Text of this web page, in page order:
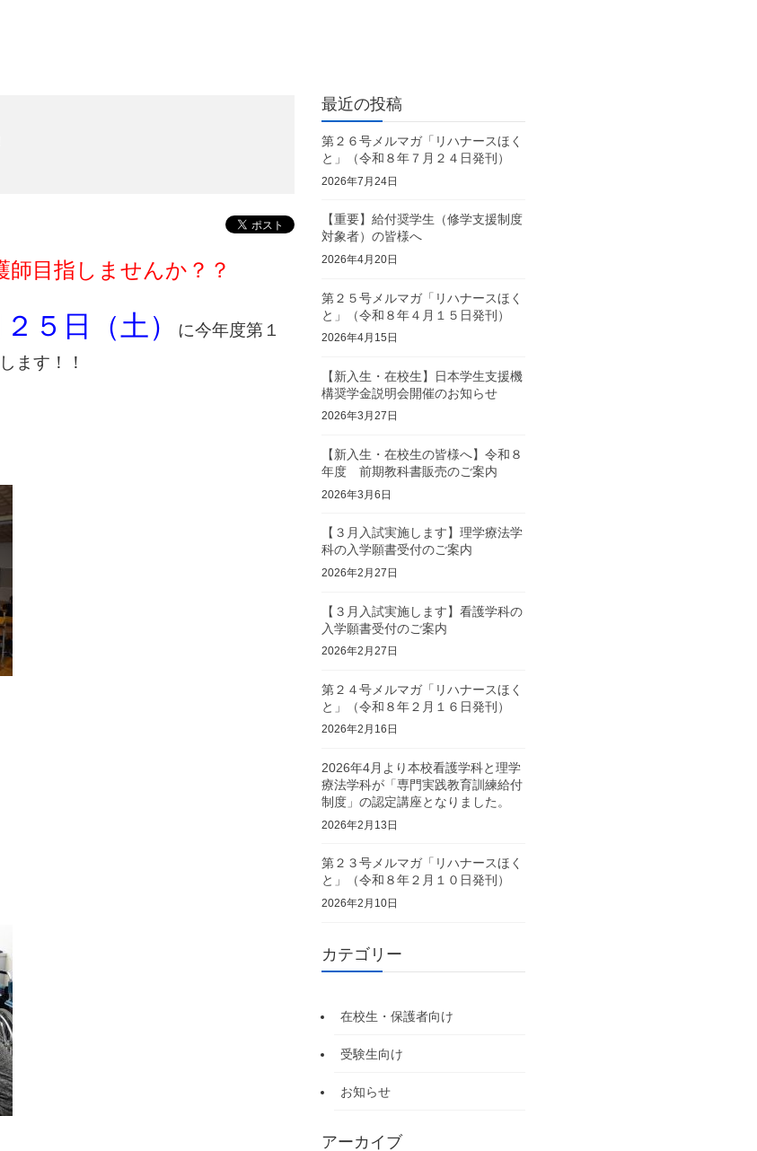
目指しませんか？？
５日（土）
に今年度第１
ます！！
最近の投稿
第２６号メルマガ「リハナースほく
と」（令和８年７月２４日発刊）
2026年7月24日
【重要】給付奨学生（修学支援制度
対象者）の皆様へ
2026年4月20日
第２５号メルマガ「リハナースほく
と」（令和８年４月１５日発刊）
2026年4月15日
【新入生・在校生】日本学生支援機
構奨学金説明会開催のお知らせ
2026年3月27日
【新入生・在校生の皆様へ】令和８
年度 前期教科書販売のご案内
2026年3月6日
【３月入試実施します】理学療法学
科の入学願書受付のご案内
2026年2月27日
【３月入試実施します】看護学科の
入学願書受付のご案内
2026年2月27日
第２４号メルマガ「リハナースほく
と」（令和８年２月１６日発刊）
2026年2月16日
2026年4月より本校看護学科と理学
療法学科が「専門実践教育訓練給付
制度」の認定講座となりました。
2026年2月13日
第２３号メルマガ「リハナースほく
と」（令和８年２月１０日発刊）
2026年2月10日
カテゴリー
在校生・保護者向け
受験生向け
お知らせ
アーカイブ